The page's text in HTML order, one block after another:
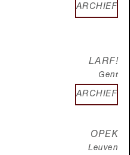
ARCHIEF
LARF!
Gent
ARCHIEF
OPEK
Leuven